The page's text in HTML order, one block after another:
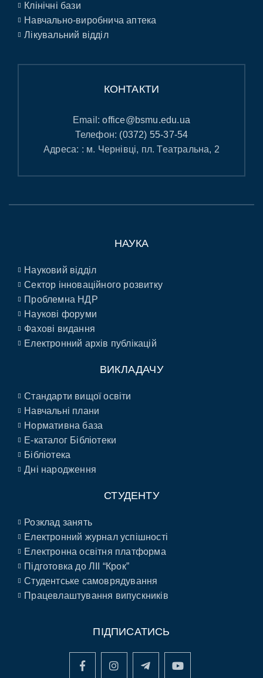
Клінічні бази
Навчально-виробнича аптека
Лікувальний відділ
КОНТАКТИ
Email:office@bsmu.edu.ua
Телефон: (0372) 55-37-54
Адреса: : м. Чернівці, пл. Театральна, 2
НАУКА
Науковий відділ
Сектор інноваційного розвитку
Проблемна НДР
Наукові форуми
Фахові видання
Електронний архів публікацій
ВИКЛАДАЧУ
Стандарти вищої освіти
Навчальні плани
Нормативна база
E-каталог Бібліотеки
Бібліотека
Дні народження
СТУДЕНТУ
Розклад занять
Електронний журнал успішності
Електронна освітня платформа
Підготовка до ЛІІ “Крок”
Студентське самоврядування
Працевлаштування випускників
ПІДПИСАТИСЬ